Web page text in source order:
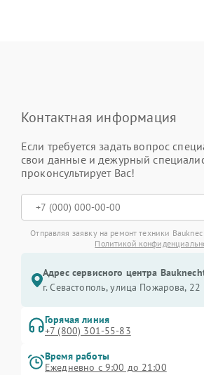
Контактная информация
Если требуется задать вопрос
свои данные и дежурный
проконсультирует Вас!
Отправляя заявку на ремонт техники
Политикой
Адрес сервисного центра
г. Севастополь, улица Пожарова, 22
Горячая линия
+7 (800) 301-55-83
Время работы
Ежедневно с 9:00 до 21:00